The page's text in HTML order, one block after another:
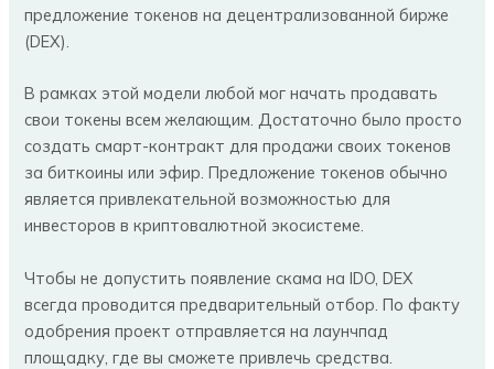
предложение токенов на децентрализованной бирже
(DEX).
В рамках этой модели любой мог начать продавать
свои токены всем желающим. Достаточно было просто
создать смарт-контракт для продажи своих токенов
за биткоины или эфир. Предложение токенов обычно
является привлекательной возможностью для
инвесторов в криптовалютной экосистеме.
Чтобы не допустить появление скама на IDO, DEX
всегда проводится предварительный отбор. По факту
одобрения проект отправляется на лаунчпад
площадку, где вы сможете привлечь средства.